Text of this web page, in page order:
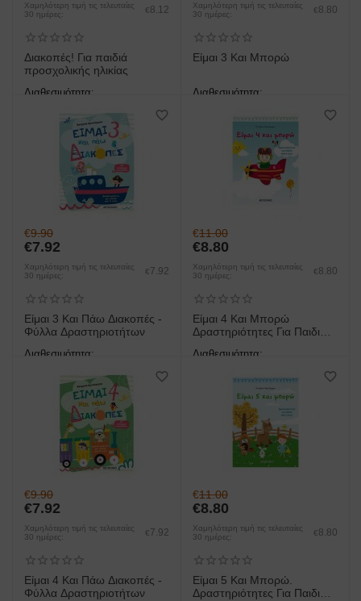
Χαμηλότερη τιμή τις τελευταίες
30 ημέρες:
€ 8.12
Διακοπές! Για παιδιά
προσχολικής ηλικίας
Διαθεσιμότητα:
Χαμηλότερη τιμή τις τελευταίες
30 ημέρες:
€ 8.80
Είμαι 3 Και Μπορώ
Διαθεσιμότητα:
€9.90
€7.92
Χαμηλότερη τιμή τις τελευταίες
30 ημέρες:
€ 7.92
Είμαι 3 Και Πάω Διακοπές -
Φύλλα Δραστηριοτήτων
Διαθεσιμότητα:
€11.00
€8.80
Χαμηλότερη τιμή τις τελευταίες
30 ημέρες:
€ 8.80
Είμαι 4 Και Μπορώ
Δραστηριότητες Για Παιδιά
Διαθεσιμότητα:
€9.90
€7.92
Χαμηλότερη τιμή τις τελευταίες
30 ημέρες:
€ 7.92
Είμαι 4 Και Πάω Διακοπές -
Φύλλα Δραστηριοτήτων
€11.00
€8.80
Χαμηλότερη τιμή τις τελευταίες
30 ημέρες:
€ 8.80
Είμαι 5 Και Μπορώ.
Δραστηριότητες Για Παιδιά